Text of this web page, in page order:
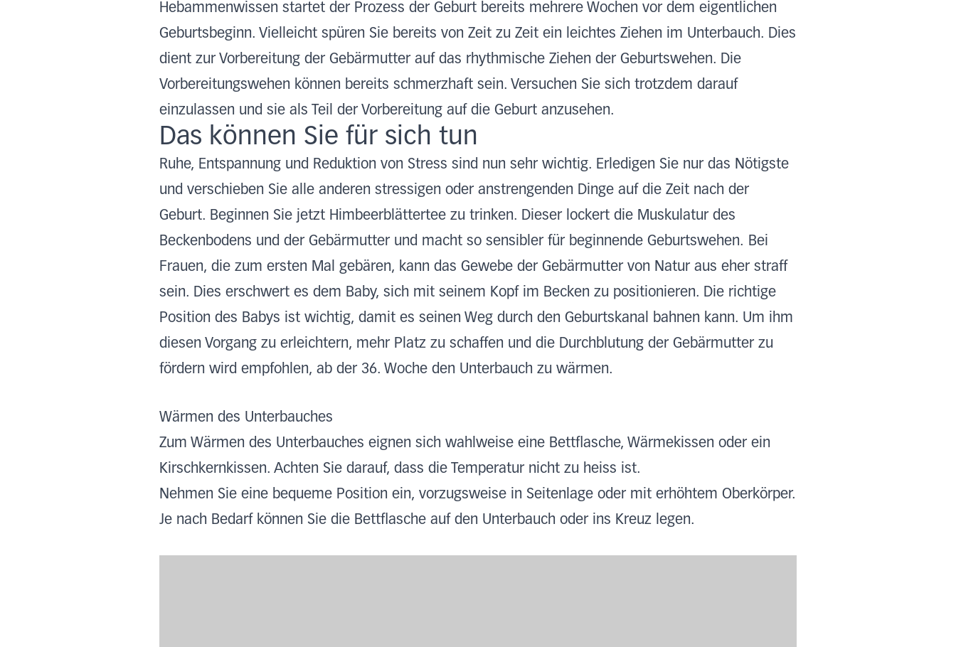
Hebammenwissen startet der Prozess der Geburt bereits mehrere Wochen vor dem eigentlichen
Geburtsbeginn. Vielleicht spüren Sie bereits von Zeit zu Zeit ein leichtes Ziehen im Unterbauch. Dies
dient zur Vorbereitung der Gebärmutter auf das rhythmische Ziehen der Geburtswehen. Die
Vorbereitungswehen können bereits schmerzhaft sein. Versuchen Sie sich trotzdem darauf
einzulassen und sie als Teil der Vorbereitung auf die Geburt anzusehen.
Das können Sie für sich tun
Ruhe, Entspannung und Reduktion von Stress sind nun sehr wichtig. Erledigen Sie nur das Nötigste
und verschieben Sie alle anderen stressigen oder anstrengenden Dinge auf die Zeit nach der
Geburt. Beginnen Sie jetzt Himbeerblättertee zu trinken. Dieser lockert die Muskulatur des
Beckenbodens und der Gebärmutter und macht so sensibler für beginnende Geburtswehen. Bei
Frauen, die zum ersten Mal gebären, kann das Gewebe der Gebärmutter von Natur aus eher straff
sein. Dies erschwert es dem Baby, sich mit seinem Kopf im Becken zu positionieren. Die richtige
Position des Babys ist wichtig, damit es seinen Weg durch den Geburtskanal bahnen kann. Um ihm
diesen Vorgang zu erleichtern, mehr Platz zu schaffen und die Durchblutung der Gebärmutter zu
fördern wird empfohlen, ab der 36. Woche den Unterbauch zu wärmen.
Wärmen des Unterbauches
Zum Wärmen des Unterbauches eignen sich wahlweise eine Bettflasche, Wärmekissen oder ein
Kirschkernkissen. Achten Sie darauf, dass die Temperatur nicht zu heiss ist.
Nehmen Sie eine bequeme Position ein, vorzugsweise in Seitenlage oder mit erhöhtem Oberkörper.
Je nach Bedarf können Sie die Bettflasche auf den Unterbauch oder ins Kreuz legen.